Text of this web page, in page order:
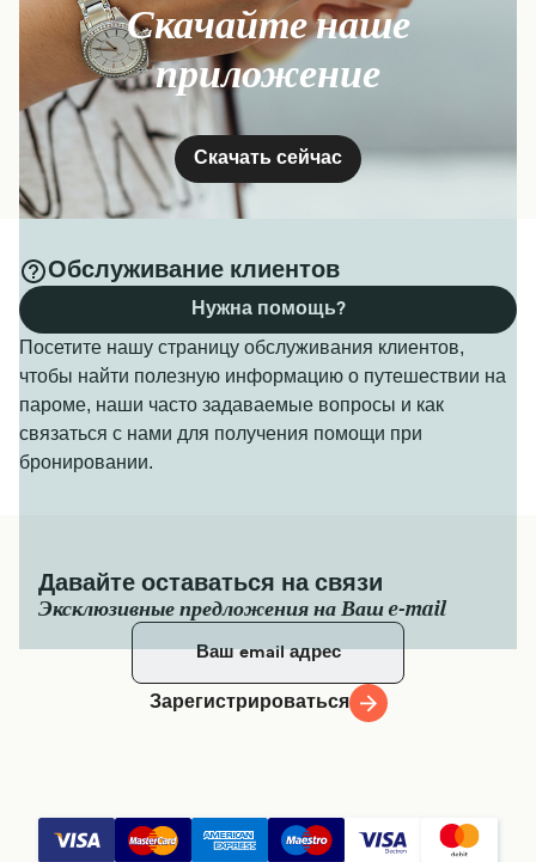
Скачайте наше
приложение
Скачать сейчас
Обслуживание клиентов
Посетите нашу страницу обслуживания клиентов,
чтобы найти полезную информацию о путешествии на
пароме, наши часто задаваемые вопросы и как
связаться с нами для получения помощи при
бронировании.
Нужна помощь?
Давайте оставаться на связи
Эксклюзивные предложения на Ваш e-mail
Зарегистрироваться